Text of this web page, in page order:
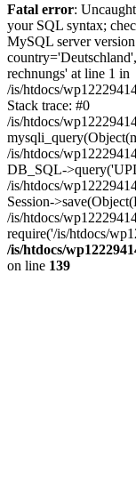
Fatal error:
your SQL syntax;
MySQL server
rechnungs' at line 1 in
/is/htdocs/
Stack trace: #0
/is/htdocs/
/is/htdocs/
DB_SQL-
/is/htdocs/
Session-
/is/htdocs/
require('/is/htdocs/
/is/htdocs/
on line 139